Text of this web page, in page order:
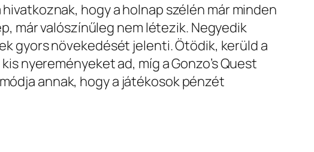
hogy a holnap szélén már minden
már valószínűleg nem létezik. Negyedik
gyors növekedését jelenti. Ötödik, kerüld a
nyereményeket ad, míg a Gonzo’s Quest
annak, hogy a játékosok pénzét